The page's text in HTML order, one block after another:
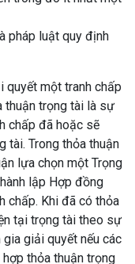
pháp luật quy định
quyết một tranh chấp
thuận trọng tài là sự
chấp đã hoặc sẽ
tài. Trong thỏa thuận
lựa chọn một Trọng
lập Hợp đồng
chấp. Khi đã có thỏa
tại trọng tài theo sự
gia giải quyết nếu các
thỏa thuận trọng